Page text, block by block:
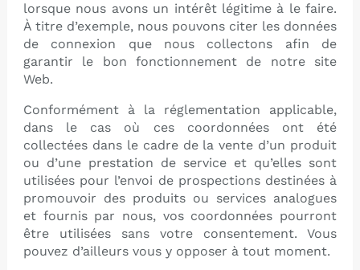
lorsque nous avons un intérêt légitime à le faire.
À titre d’exemple, nous pouvons citer les données
de connexion que nous collectons afin de
garantir le bon fonctionnement de notre site
Web.
Conformément à la réglementation applicable,
dans le cas où ces coordonnées ont été
collectées dans le cadre de la vente d’un produit
ou d’une prestation de service et qu’elles sont
utilisées pour l’envoi de prospections destinées à
promouvoir des produits ou services analogues
et fournis par nous, vos coordonnées pourront
être utilisées sans votre consentement. Vous
pouvez d’ailleurs vous y opposer à tout moment.